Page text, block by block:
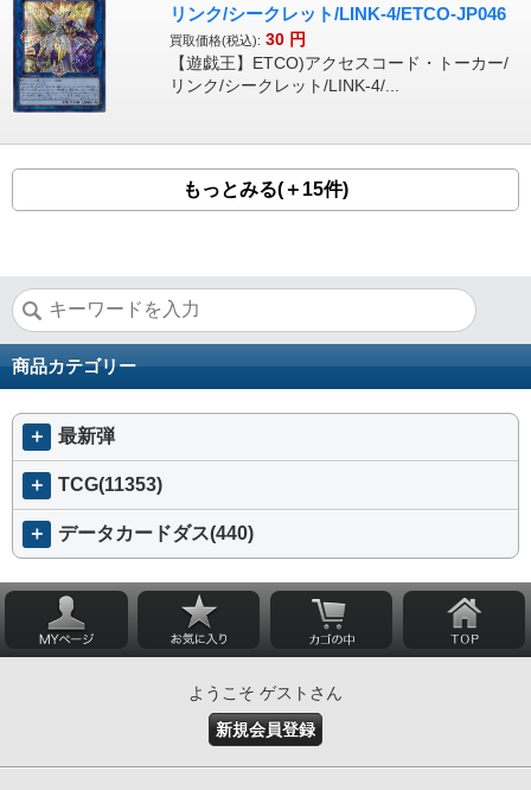
リンク/シークレット/LINK-4/ETCO-JP046
買取価格(税込): 30 円
【遊戯王】ETCO)アクセスコード・トーカー/
リンク/シークレット/LINK-4/...
もっとみる(＋15件)
商品カテゴリー
＋ 最新弾
＋ TCG(11353)
＋ データカードダス(440)
ようこそ ゲストさん
新規会員登録